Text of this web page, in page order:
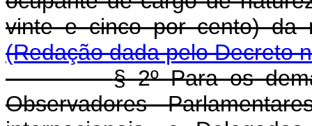
vinte e cinco por cento)
(Redação dada pelo Decreto
§ 2º Para os
Observadores